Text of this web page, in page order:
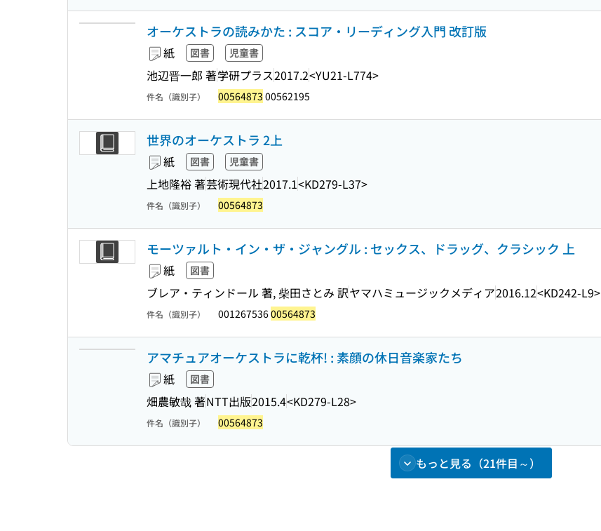
オーケストラの読みかた : スコア・リーディング入門 改訂版
紙 図書 児童書
池辺晋一郎 著学研プラス2017.2<YU21-L774>
件名（識別子） 00564873 00562195
世界のオーケストラ 2上
紙 図書 児童書
上地隆裕 著芸術現代社2017.1<KD279-L37>
件名（識別子） 00564873
モーツァルト・イン・ザ・ジャングル : セックス、ドラッグ、クラシック 上
紙 図書
ブレア・ティンドール 著, 柴田さとみ 訳ヤマハミュージックメディア2016.12<KD242-L9>
件名（識別子） 00126753600564873
アマチュアオーケストラに乾杯! : 素顔の休日音楽家たち
紙 図書
畑農敏哉 著NTT出版2015.4<KD279-L28>
件名（識別子） 00564873
もっと見る（21件目～）